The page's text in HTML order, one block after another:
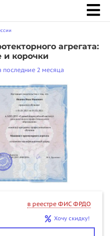
агрегата:
и корочки
последние 2 месяца
в реестре ФИС ФРДО
Хочу скидку!